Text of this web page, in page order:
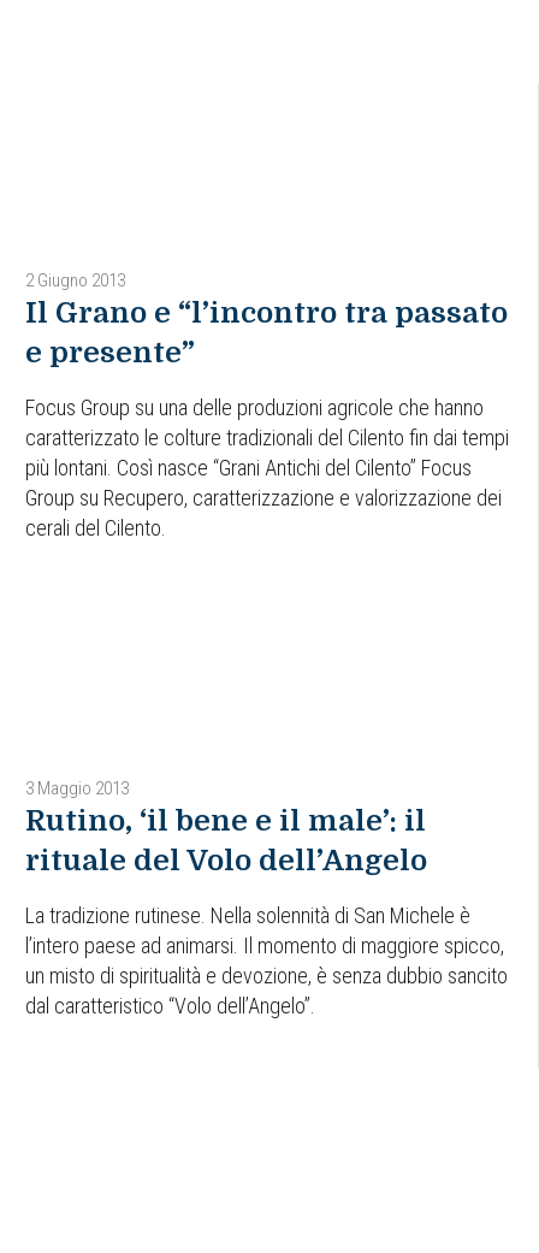
2 Giugno 2013
Il Grano e “l’incontro tra passato
e presente”
Focus Group su una delle produzioni agricole che hanno
caratterizzato le colture tradizionali del Cilento fin dai tempi
più lontani. Così nasce “Grani Antichi del Cilento” Focus
Group su Recupero, caratterizzazione e valorizzazione dei
cerali del Cilento.
3 Maggio 2013
Rutino, ‘il bene e il male’: il
rituale del Volo dell’Angelo
La tradizione rutinese. Nella solennità di San Michele è
l’intero paese ad animarsi. Il momento di maggiore spicco,
un misto di spiritualità e devozione, è senza dubbio sancito
dal caratteristico “Volo dell’Angelo”.